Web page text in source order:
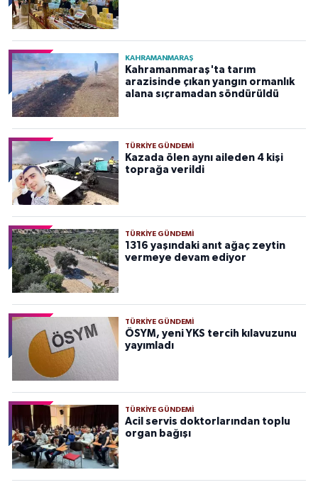
KAHRAMANMARAŞ
Kahramanmaraş'ta tarım
arazisinde çıkan yangın ormanlık
alana sıçramadan söndürüldü
TÜRKIYE GÜNDEMI
Kazada ölen aynı aileden 4 kişi
toprağa verildi
TÜRKIYE GÜNDEMI
1316 yaşındaki anıt ağaç zeytin
vermeye devam ediyor
TÜRKIYE GÜNDEMI
ÖSYM, yeni YKS tercih kılavuzunu
yayımladı
TÜRKIYE GÜNDEMI
Acil servis doktorlarından toplu
organ bağışı